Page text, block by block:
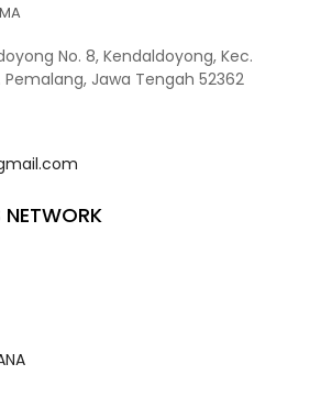
No. 8, Kendaldoyong, Kec.
Pemalang, Jawa Tengah 52362
NETWORK